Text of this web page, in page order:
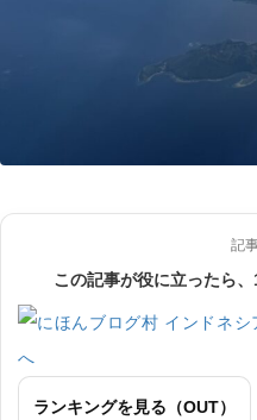
記
この記事が役に立ったら
ランキングを見る（OUT）